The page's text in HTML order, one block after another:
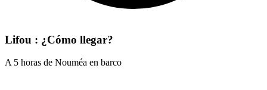
Lifou : ¿Cómo llegar?
A 5 horas de Nouméa en barco